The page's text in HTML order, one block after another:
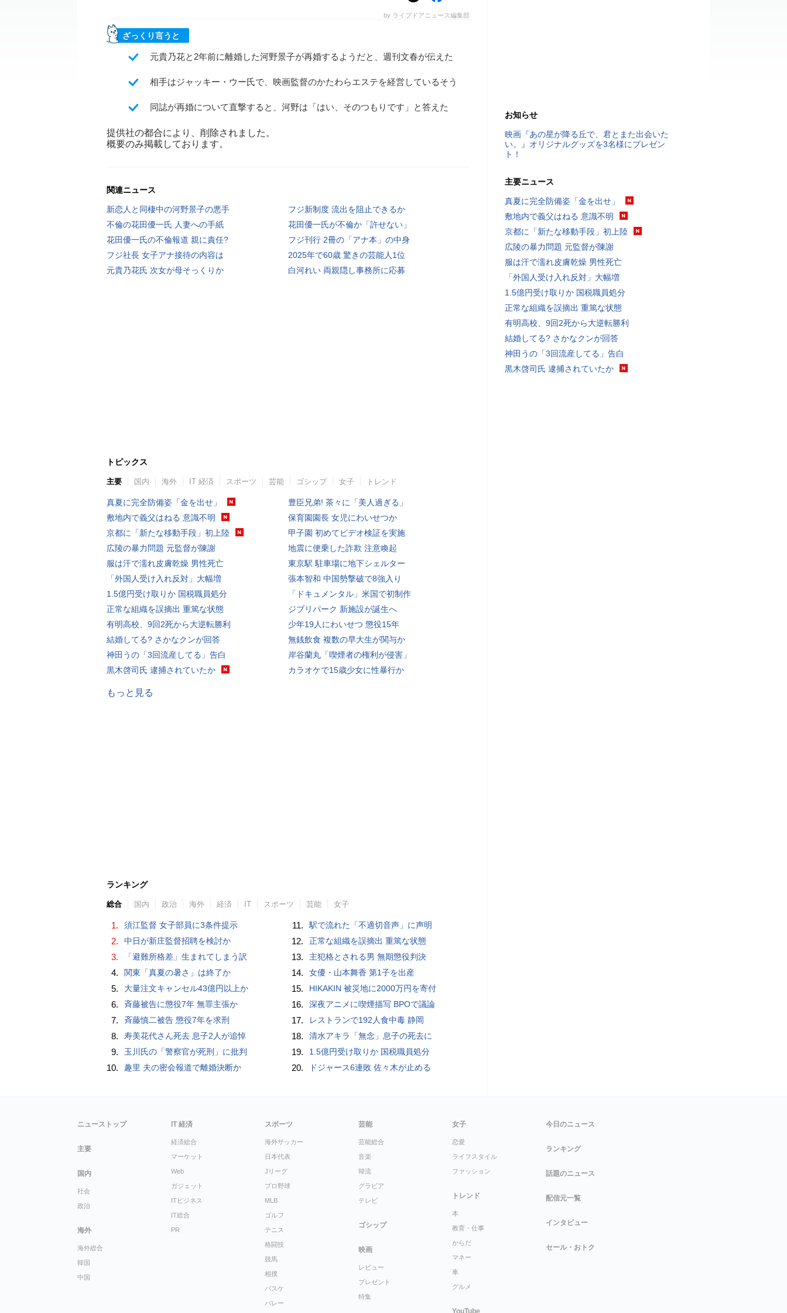
by ライブドアニュース編集部
ざっくり言うと
元貴乃花と2年前に離婚した河野景子が再婚するようだと、週刊文春が伝えた
相手はジャッキー・ウー氏で、映画監督のかたわらエステを経営しているそう
同誌が再婚について直撃すると、河野は「はい、そのつもりです」と答えた
提供社の都合により、削除されました。
概要のみ掲載しております。
関連ニュース
新恋人と同棲中の河野景子の悪手
フジ新制度 流出を阻止できるか
不倫の花田優一氏 人妻への手紙
花田優一氏が不倫か「許せない」
花田優一氏の不倫報道 親に責任?
フジ刊行 2冊の「アナ本」の中身
フジ社長 女子アナ接待の内容は
2025年で60歳 驚きの芸能人1位
元貴乃花氏 次女が母そっくりか
白河れい 両親隠し事務所に応募
トピックス
主要 国内 海外 IT 経済 スポーツ 芸能 ゴシップ 女子 トレンド
真夏に完全防備姿「金を出せ」
敷地内で義父はねる 意識不明
京都に「新たな移動手段」初上陸
広陵の暴力問題 元監督が陳謝
服は汗で濡れ皮膚乾燥 男性死亡
「外国人受け入れ反対」大幅増
1.5億円受け取りか 国税職員処分
正常な組織を誤摘出 重篤な状態
有明高校、9回2死から大逆転勝利
結婚してる? さかなクンが回答
神田うの「3回流産してる」告白
黒木啓司氏 逮捕されていたか
豊臣兄弟! 茶々に「美人過ぎる」
保育園園長 女児にわいせつか
甲子園 初めてビデオ検証を実施
地震に便乗した詐欺 注意喚起
東京駅 駐車場に地下シェルター
張本智和 中国勢撃破で8強入り
「ドキュメンタル」米国で初制作
ジブリパーク 新施設が誕生へ
少年19人にわいせつ 懲役15年
無銭飲食 複数の早大生が関与か
岸谷蘭丸「喫煙者の権利が侵害」
カラオケで15歳少女に性暴行か
もっと見る
ランキング
総合 国内 政治 海外 経済 IT スポーツ 芸能 女子
1. 須江監督 女子部員に3条件提示
2. 中日が新庄監督招聘を検討か
3. 「避難所格差」生まれてしまう訳
4. 関東「真夏の暑さ」は終了か
5. 大量注文キャンセル43億円以上か
6. 斉藤被告に懲役7年 無罪主張か
7. 斉藤慎二被告 懲役7年を求刑
8. 寿美花代さん死去 息子2人が追悼
9. 玉川氏の「警察官が死刑」に批判
10. 趣里 夫の密会報道で離婚決断か
11. 駅で流れた「不適切音声」に声明
12. 正常な組織を誤摘出 重篤な状態
13. 主犯格とされる男 無期懲役判決
14. 女優・山本舞香 第1子を出産
15. HIKAKIN 被災地に2000万円を寄付
16. 深夜アニメに喫煙描写 BPOで議論
17. レストランで192人食中毒 静岡
18. 清水アキラ「無念」息子の死去に
19. 1.5億円受け取りか 国税職員処分
20. ドジャース6連敗 佐々木が止める
お知らせ
映画『あの星が降る丘で、君とまた出会いた
い。』オリジナルグッズを3名様にプレゼン
ト！
主要ニュース
真夏に完全防備姿「金を出せ」
敷地内で義父はねる 意識不明
京都に「新たな移動手段」初上陸
広陵の暴力問題 元監督が陳謝
服は汗で濡れ皮膚乾燥 男性死亡
「外国人受け入れ反対」大幅増
1.5億円受け取りか 国税職員処分
正常な組織を誤摘出 重篤な状態
有明高校、9回2死から大逆転勝利
結婚してる? さかなクンが回答
神田うの「3回流産してる」告白
黒木啓司氏 逮捕されていたか
ニューストップ
主要
国内
社会
政治
海外
海外総合
韓国
中国
IT 経済
経済総合
マーケット
Web
ガジェット
ITビジネス
IT総合
PR
スポーツ
海外サッカー
日本代表
Jリーグ
プロ野球
MLB
ゴルフ
テニス
格闘技
競馬
相撲
バスケ
バレー
芸能
芸能総合
音楽
韓流
グラビア
テレビ
ゴシップ
映画
レビュー
プレゼント
特集
女子
恋愛
ライフスタイル
ファッション
トレンド
本
教育・仕事
からだ
マネー
車
グルメ
YouTube
今日のニュース
ランキング
話題のニュース
配信元一覧
インタビュー
セール・おトク